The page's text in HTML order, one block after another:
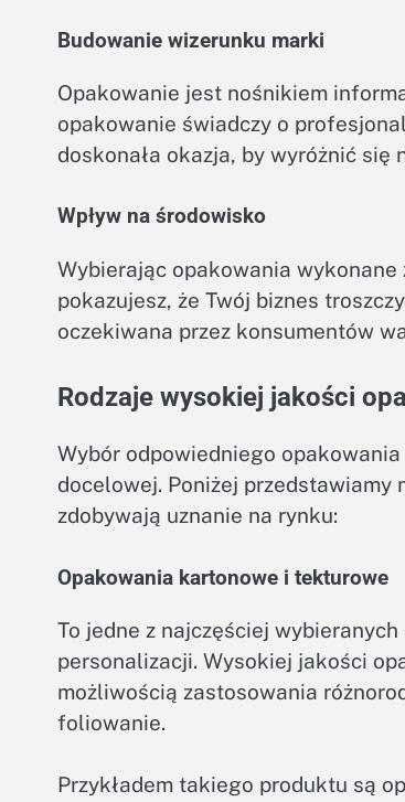
Budowanie wizerunku marki
Opakowanie jest nośnikiem
opakowanie świadczy o
doskonała okazja, by wyróżnić
Wpływ na środowisko
Wybierając opakowania
pokazujesz, że Twój biznes
oczekiwana przez konsumentów
Rodzaje wysokiej jakości
Wybór odpowiedniego
docelowej. Poniżej
zdobywają uznanie na rynku:
Opakowania kartonowe i tekturowe
To jedne z najczęściej
personalizacji. Wysokiej jakości
możliwością zastosowania
foliowanie.
Przykładem takiego produktu są